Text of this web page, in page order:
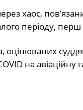
хаос,
періоду,
оцінюваних
на